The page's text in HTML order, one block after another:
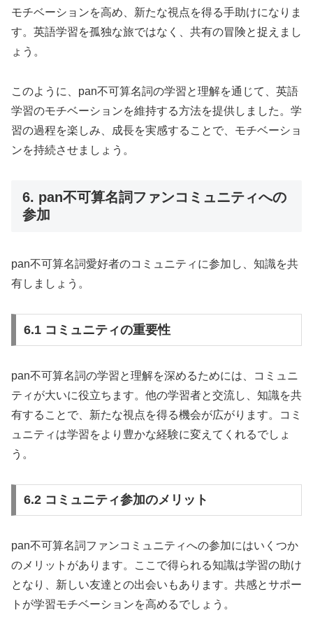
モチベーションを高め、新たな視点を得る手助けになりま
す。英語学習を孤独な旅ではなく、共有の冒険と捉えまし
ょう。
このように、pan不可算名詞の学習と理解を通じて、英語
学習のモチベーションを維持する方法を提供しました。学
習の過程を楽しみ、成長を実感することで、モチベーショ
ンを持続させましょう。
6. pan不可算名詞ファンコミュニティへの
参加
pan不可算名詞愛好者のコミュニティに参加し、知識を共
有しましょう。
6.1 コミュニティの重要性
pan不可算名詞の学習と理解を深めるためには、コミュニ
ティが大いに役立ちます。他の学習者と交流し、知識を共
有することで、新たな視点を得る機会が広がります。コミ
ュニティは学習をより豊かな経験に変えてくれるでしょ
う。
6.2 コミュニティ参加のメリット
pan不可算名詞ファンコミュニティへの参加にはいくつか
のメリットがあります。ここで得られる知識は学習の助け
となり、新しい友達との出会いもあります。共感とサポー
トが学習モチベーションを高めるでしょう。